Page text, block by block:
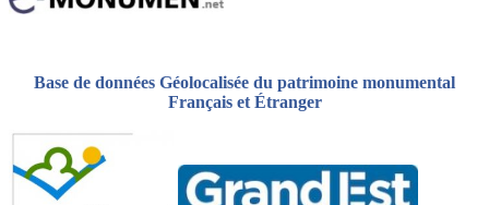
Base de données Géolocalisée du patrimoine monumental
Français et Étranger